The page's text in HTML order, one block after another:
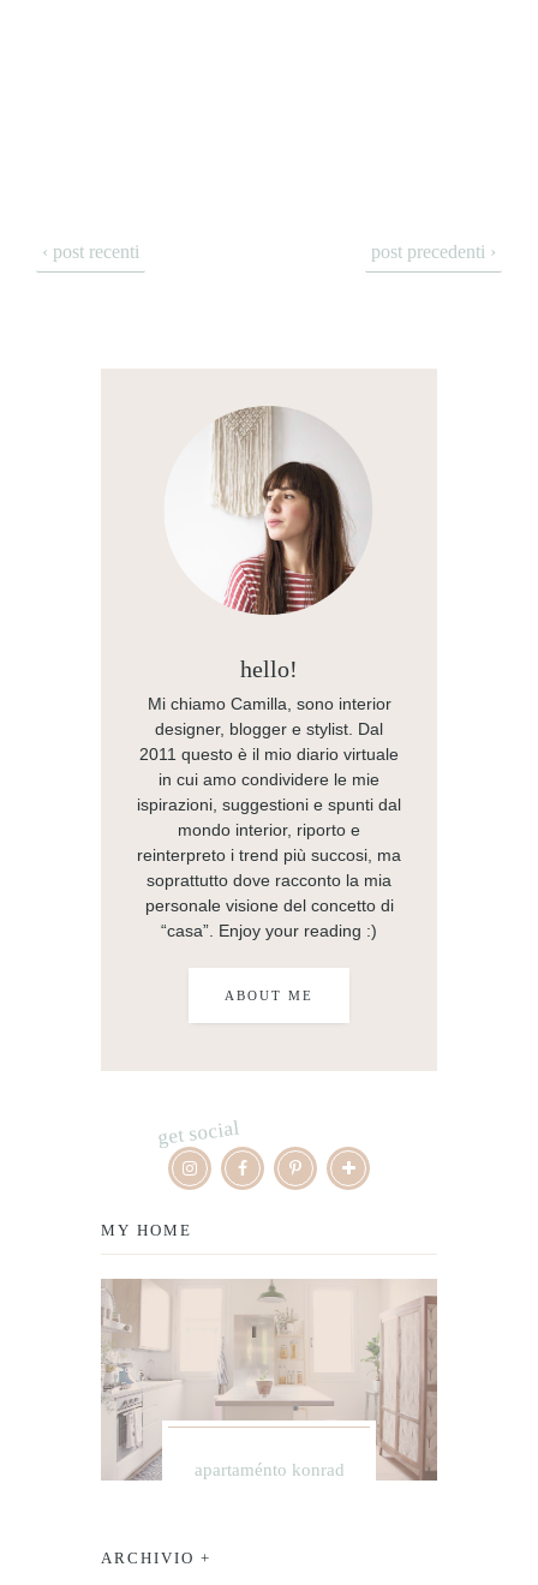
‹ post recenti post precedenti ›
hello!
Mi chiamo Camilla, sono interior
designer, blogger e stylist. Dal
2011 questo è il mio diario virtuale
in cui amo condividere le mie
ispirazioni, suggestioni e spunti dal
mondo interior, riporto e
reinterpreto i trend più succosi, ma
soprattutto dove racconto la mia
personale visione del concetto di
“casa”. Enjoy your reading :)
ABOUT ME
get social
MY HOME
apartaménto konrad
ARCHIVIO +